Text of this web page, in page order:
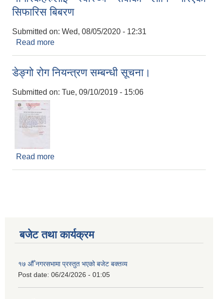
सिफारिस बिबरण
Submitted on: Wed, 08/05/2020 - 12:31
Read more
डेङ्गो रोग नियन्त्रण सम्बन्धी सूचना।
Submitted on: Tue, 09/10/2019 - 15:06
Read more
बजेट तथा कार्यक्रम
१७ औँ नगरसभामा प्रस्तुत भएको बजेट बक्तव्य
Post date: 06/24/2026 - 01:05